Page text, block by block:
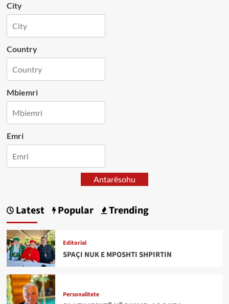
City
Country
Mbiemri
Emri
Antarësohu
Latest Popular Trending
Editorial
SPAÇI NUK E MPOSHTI SHPIRTIN
Personalitete